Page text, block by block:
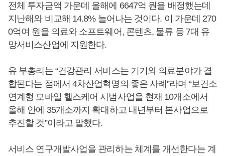
전체 투자금액 가운데 올해에 6647억 원을 배정했는데
지난해와 비교해 14.8% 늘어나는 것이다. 이 가운데 270
0억여 원을 의료와 소프트웨어, 콘텐츠, 물류 등 7대 유
망서비스산업에 지원한다.
유 부총리는 “건강관리 서비스는 기기와 의료분야가 결
합된다는 점에서 4차산업혁명의 좋은 사례”라며 “보건소
연계형 모바일 헬스케어 시범사업을 현재 10개소에서
올해 안에 35개소까지 확대하고 내년부터 본사업으로
추진할 것”이라고 말했다.
서비스 연구개발사업을 관리하는 체계를 개선한다는 계